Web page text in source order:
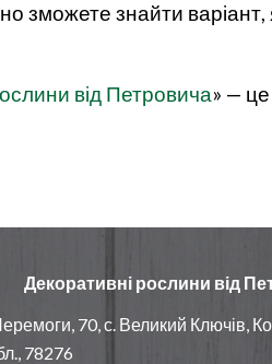
зможете знайти варіант,
від Петровича» — це
Декоративні рослини від
70, с. Великий Ключів,
., 78276